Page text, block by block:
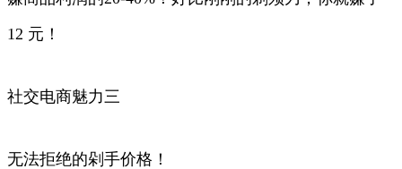
12 元！
社交电商魅力三
无法拒绝的剁手价格！